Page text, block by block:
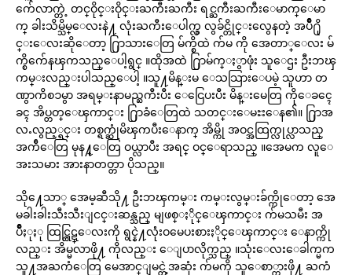
က်ေလာက္တဲ့ တင္ဝိုင္းဝိုင္းႀကီးႀကီး ရင္ႀကီးႀကီးေမာက္ေမာ
က္ ခါးသိမ္သိမ္ေလးနဲ႔ လုံးႀကီးေပါက္လွ လွခ်င္တိုင္းလွေနတဲ့ အပ်ိဳ႐ို
င္းေလးဆိုေတာ့ ႐ြာသားေတြ မ်က္စိထဲ က်မ ကို အေတာ္ေလး မ်
က္စိက်ေနၾကသည္ေပါ့ရွင္ ။ထိုအထဲ ႐ြာမ်က္ႏွာဖုံး သူေဌး ဦးဘၾ
ကမ္းလည္းပါသည္ေပါ့ ။သူ႔မိန္းမ ေသသြားေပမဲ့ သူဟာ တ
ဏွာကိစၥမွာ အရမ္းနာမည္ႀကီးပီး ေငြေပးပီး မိန္းမေတြ ကိုေခၚေ
ခၚ အိပ္တတ္ေၾကာင္း‌ ႐ြာခံေတြထဲ သတင္းေမႊးေန၏။ ႐ြာအ
လႉလွည့္ရင္း တစ္ရက္ဆုံမိၾကပီးေနာက္ အိမ္ကို အဝင္အထြက္လုပ္လာသည္
အက်ီေတြ မုန႔္ေတြ ဝယ္လာပီး အရင္ ဝင္ေရာသည္ ။အေမက လူေ
အးသမား အားနာတတ္တာ ပိုသည္။
သို႔ေသာ္ အေမ့ဆီသို႔ ဦးဘၾကမ္း ကမ္းလွမ္းခ်က္ကိုေတာ့ အေ
မခါးခါးသီးသီးျငင္းဆန္သည္ မျဖစ္ႏိုင္ေၾကာင္း က်မသမီး အ
ပ်ိဳႏုႏု ထြဋ္ထြဋ္ေလးကို ရွင္နဲ႔လုံံးဝမေပးစားႏိုင္ေၾကာင္း ေနာက္ကို
လည္း အိမ္မလာဖို႔ ‌ကိုလည္း ေျပာလိုက္သည္ ။သုံးေလးေခါက္မက
သူ႔အႀကံေတြ ‌မေအာင္ျမင္တဲ့အဆုံး က်မကို သူေစာ္ကားဖို႔ ႀကံ